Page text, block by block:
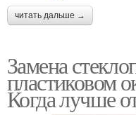
читать дальше →
Замена
пластиковом
Когда лучше